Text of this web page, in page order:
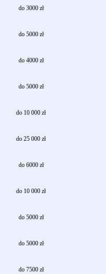
do 3000 zł
do 5000 zł
do 4000 zł
do 5000 zł
do 10 000 zł
do 25 000 zł
do 6000 zł
do 10 000 zł
do 5000 zł
do 5000 zł
do 7500 zł